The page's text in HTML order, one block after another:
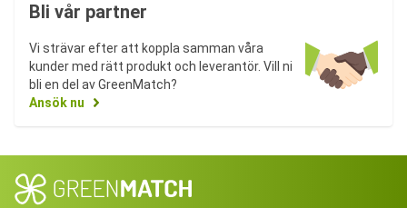
Bli vår partner
Vi strävar efter att koppla samman våra
kunder med rätt produkt och leverantör. Vill ni
bli en del av GreenMatch?
Ansök nu